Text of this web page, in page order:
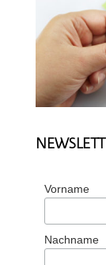
Vorname
Nachname